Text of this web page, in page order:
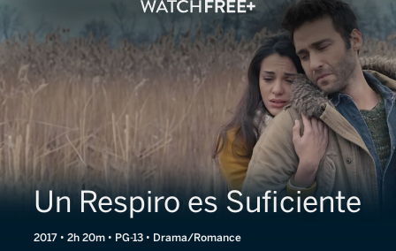
Un Respiro es Suficiente
2017 • 2h 20m • PG-13 • Drama/Romance